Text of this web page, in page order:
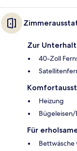
Zur
40-Zoll
Heizung
Für